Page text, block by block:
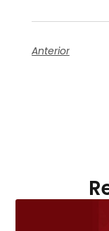
Anterior